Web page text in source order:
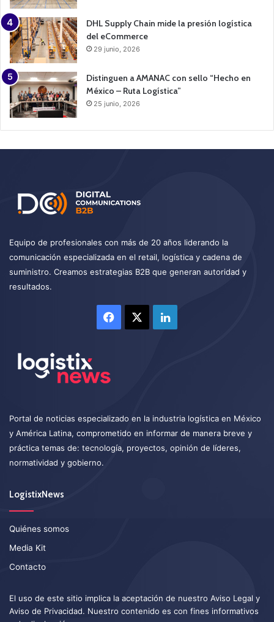
DHL Supply Chain mide la presión logística
del eCommerce
29 junio, 2026
Distinguen a AMANAC con sello “Hecho en
México – Ruta Logística”
25 junio, 2026
Equipo de profesionales con más de 20 años liderando la
comunicación especializada en el retail, logística y cadena de
suministro. Creamos estrategias B2B que generan autoridad y
resultados.
Facebook LinkedIn
Portal de noticias especializado en la industria logística en México
y América Latina, comprometido en informar de manera breve y
práctica temas de: tecnología, proyectos, opinión de líderes,
normatividad y gobierno.
LogistixNews
Quiénes somos
Media Kit
Contacto
El uso de este sitio implica la aceptación de nuestro Aviso Legal y
Aviso de Privacidad. Nuestro contenido es con fines informativos